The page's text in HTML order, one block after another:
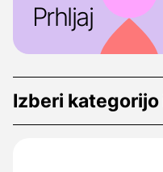
Prhljaj
Izberi